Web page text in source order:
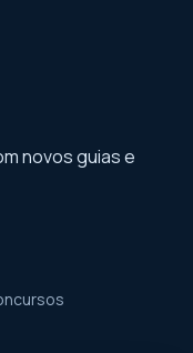
novos guias e